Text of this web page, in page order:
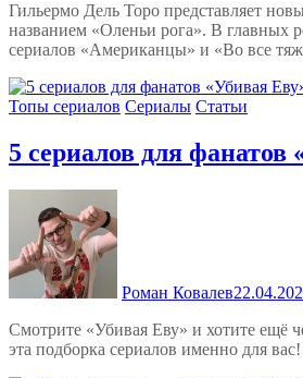
Гильермо Дель Торо представляет
названием «Оленьи рога». В главных
сериалов «Американцы» и «Во все
Топы сериалов Сериалы Статьи
5 сериалов для фанатов
Роман Ковалев
Смотрите «Убивая Еву» и хотите ещё
эта подборка сериалов именно для вас!